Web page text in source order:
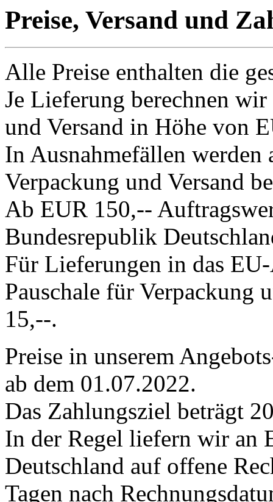
Preise, Versand und
Alle Preise enthalten die
Je Lieferung berechnen
und Versand in Höhe von
In Ausnahmefällen
Verpackung und Versand
Ab EUR 150,--
Bundesrepublik
Für Lieferungen in das
Pauschale für Verpackung
15,--.
Preise in unserem
ab dem 01.07.2022.
Das Zahlungsziel beträgt
In der Regel liefern wir an
Deutschland auf offene
Tagen nach